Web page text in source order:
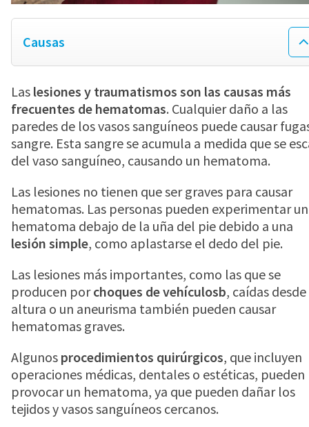
COVID TEST
Causas
Las lesiones y traumatismos son las causas más
frecuentes de hematomas. Cualquier daño a las
paredes de los vasos sanguíneos puede causar
sangre. Esta sangre se acumula a medida que se
del vaso sanguíneo, causando un hematoma.
Las lesiones no tienen que ser graves para causar
hematomas. Las personas pueden experimentar un
hematoma debajo de la uña del pie debido a una
lesión simple, como aplastarse el dedo del pie.
Las lesiones más importantes, como las que se
producen porchoques de vehículosb, caídas
altura o un aneurisma también pueden causar
hematomas graves.
Algunos procedimientos quirúrgicos, que incluyen
operaciones médicas, dentales o estéticas, pueden
provocar un hematoma, ya que pueden dañar los
tejidos y vasos sanguíneos cercanos.